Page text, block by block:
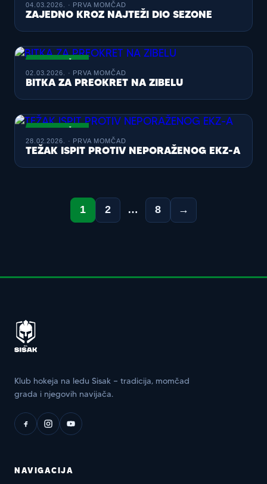
04.03.2026. · PRVA MOMČAD
ZAJEDNO KROZ NAJTEŽI DIO SEZONE
PRVA MOMČAD
02.03.2026. · PRVA MOMČAD
BITKA ZA PREOKRET NA ZIBELU
PRVA MOMČAD
28.02.2026. · PRVA MOMČAD
TEŽAK ISPIT PROTIV NEPORAŽENOG EKZ-A
1 2 … 8 →
Klub hokeja na ledu Sisak — tradicija, momčad
grada i njegovih navijača.
NAVIGACIJA